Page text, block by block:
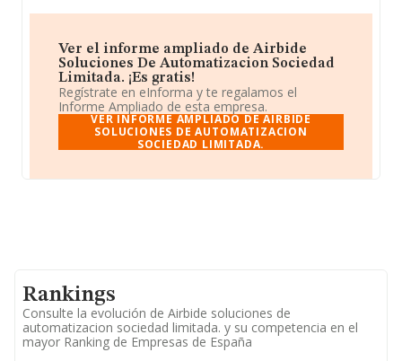
Ver el informe ampliado de Airbide
Soluciones De Automatizacion Sociedad
Limitada. ¡Es gratis!
Regístrate en eInforma y te regalamos el
Informe Ampliado de esta empresa.
VER INFORME AMPLIADO DE AIRBIDE
SOLUCIONES DE AUTOMATIZACION
SOCIEDAD LIMITADA.
Rankings
Consulte la evolución de Airbide soluciones de
automatizacion sociedad limitada. y su competencia en el
mayor Ranking de Empresas de España